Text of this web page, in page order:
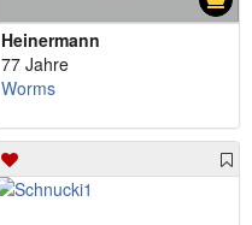
Heinermann
77 Jahre
Worms